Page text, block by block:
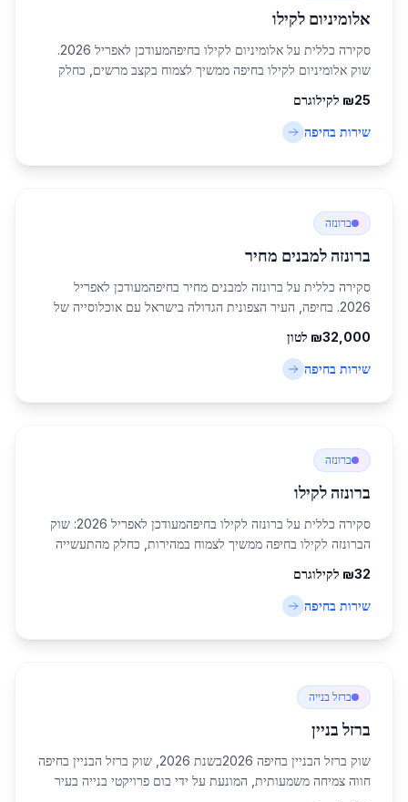
אלומיניום לקילו
סקירה כללית על אלומיניום לקילו בחיפהמעודכן לאפריל 2026.
שוק אלומיניום לקילו בחיפה ממשיך לצמוח בקצב מרשים, כחלק
של כ-285,316 תושבים, משמשת כמרכז...
₪25 לקילוגרם
שירות בחיפה
ברונזה
ברונזה למבנים מחיר
סקירה כללית על ברונזה למבנים מחיר בחיפהמעודכן לאפריל
2026. בחיפה, העיר הצפונית הגדולה בישראל עם אוכלוסייה של
צמיחה משמעותית. הברונזה, סגסוגת מתכת ע...
₪32,000 לטון
שירות בחיפה
ברונזה
ברונזה לקילו
סקירה כללית על ברונזה לקילו בחיפהמעודכן לאפריל 2026: שוק
הברונזה לקילו בחיפה ממשיך לצמוח במהירות, כחלק מהתעשייה
כ-285,316 תושבים, משמשת כמרכז לוגיסטי...
₪32 לקילוגרם
שירות בחיפה
ברזל בנייה
ברזל בניין
שוק ברזל הבניין בחיפה 2026בשנת 2026, שוק ברזל הבניין בחיפה
חווה צמיחה משמעותית, המונעת על ידי בום פרויקטי בנייה בעיר